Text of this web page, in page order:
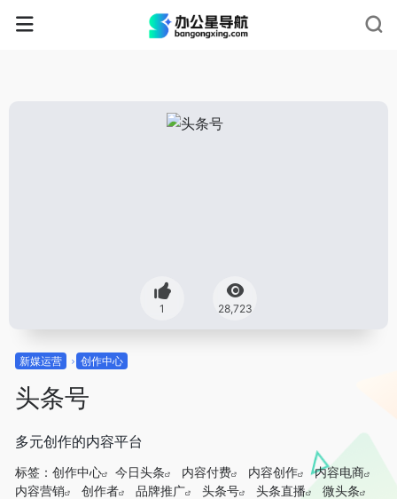
1 28,723
新媒运营 创作中心
头条号
多元创作的内容平台
标签： 创作中心 今日头条 内容付费 内容创作
内容电商
内容营销
创作者 品牌推广 头条号 头条直播
微头条